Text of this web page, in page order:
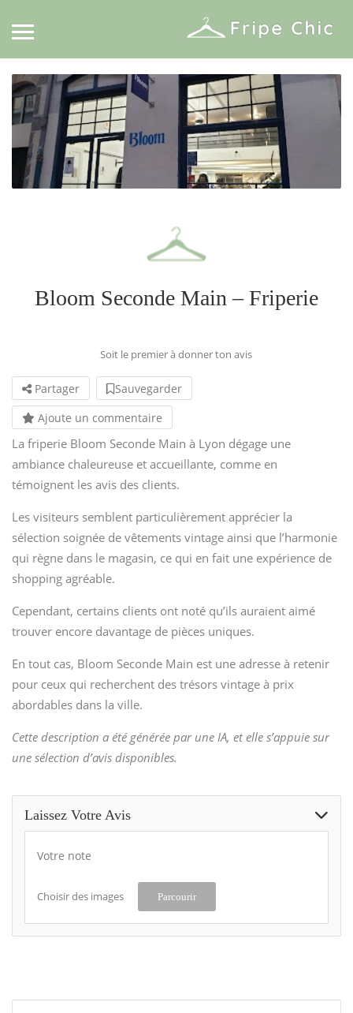
Bloom Seconde Main – Friperie
Soit le premier à donner ton avis
Partager
Sauvegarder
Ajoute un commentaire
La friperie Bloom Seconde Main à Lyon dégage une
ambiance chaleureuse et accueillante, comme en
témoignent les avis des clients.
Les visiteurs semblent particulièrement apprécier la
sélection soignée de vêtements vintage ainsi que l’harmonie
qui règne dans le magasin, ce qui en fait une expérience de
shopping agréable.
Cependant, certains clients ont noté qu’ils auraient aimé
trouver encore davantage de pièces uniques.
En tout cas, Bloom Seconde Main est une adresse à retenir
pour ceux qui recherchent des trésors vintage à prix
abordables dans la ville.
Cette description a été générée par une IA, et elle s’appuie sur
une sélection d’avis disponibles.
Laissez Votre Avis
Votre note
Choisir des images Parcourir